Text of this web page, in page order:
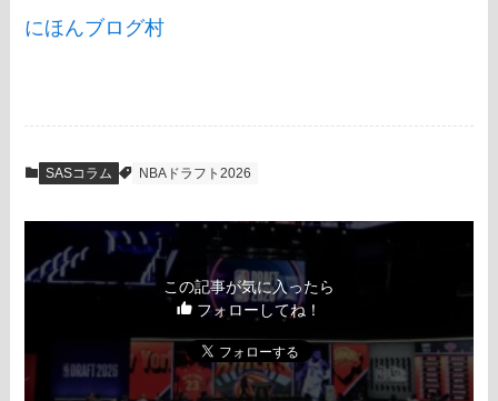
にほんブログ村
SASコラム NBAドラフト2026
この記事が気に入ったら
フォローしてね！